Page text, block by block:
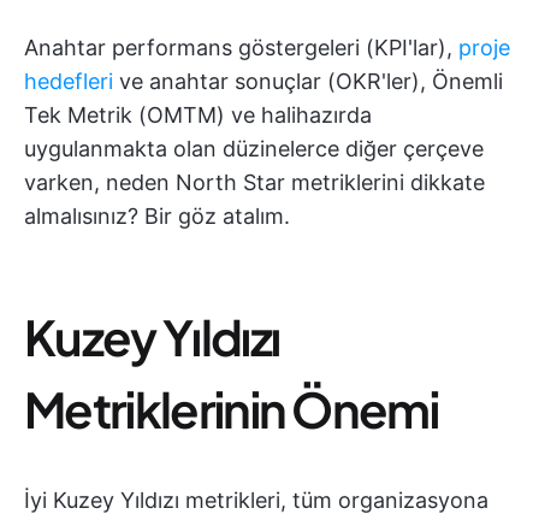
Anahtar performans göstergeleri (KPI'lar), proje
hedefleri ve anahtar sonuçlar (OKR'ler), Önemli
Tek Metrik (OMTM) ve halihazırda
uygulanmakta olan düzinelerce diğer çerçeve
varken, neden North Star metriklerini dikkate
almalısınız? Bir göz atalım.
Kuzey Yıldızı
Metriklerinin Önemi
İyi Kuzey Yıldızı metrikleri, tüm organizasyona